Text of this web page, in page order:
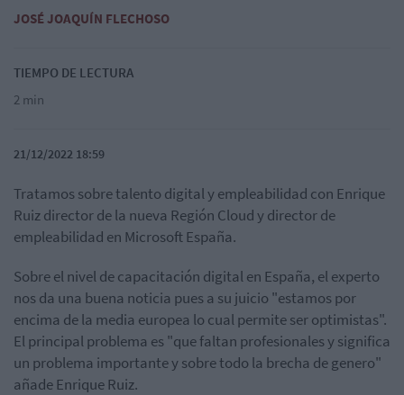
JOSÉ JOAQUÍN FLECHOSO
TIEMPO DE LECTURA
2 min
21/12/2022 18:59
Tratamos sobre talento digital y empleabilidad con Enrique
Ruiz director de la nueva Región Cloud y director de
empleabilidad en Microsoft España.
Sobre el nivel de capacitación digital en España, el experto
nos da una buena noticia pues a su juicio "estamos por
encima de la media europea lo cual permite ser optimistas".
El principal problema es "que faltan profesionales y significa
un problema importante y sobre todo la brecha de genero"
añade Enrique Ruiz.